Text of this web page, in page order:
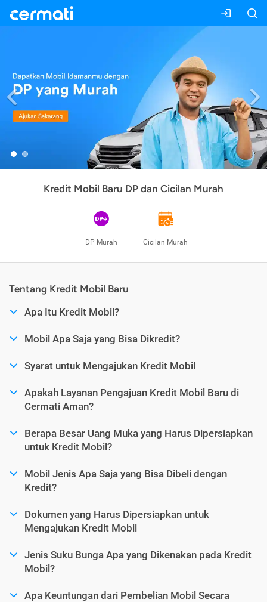
Previous
Kredit Mobil Baru DP dan Cicilan Murah
DP Murah Cicilan Murah
Tentang Kredit Mobil Baru
Apa Itu Kredit Mobil?
Mobil Apa Saja yang Bisa Dikredit?
Syarat untuk Mengajukan Kredit Mobil
Apakah Layanan Pengajuan Kredit Mobil Baru di
Cermati Aman?
Berapa Besar Uang Muka yang Harus Dipersiapkan
untuk Kredit Mobil?
Mobil Jenis Apa Saja yang Bisa Dibeli dengan
Kredit?
Dokumen yang Harus Dipersiapkan untuk
Mengajukan Kredit Mobil
Jenis Suku Bunga Apa yang Dikenakan pada Kredit
Mobil?
Apa Keuntungan dari Pembelian Mobil Secara